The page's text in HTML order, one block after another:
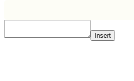
Insert